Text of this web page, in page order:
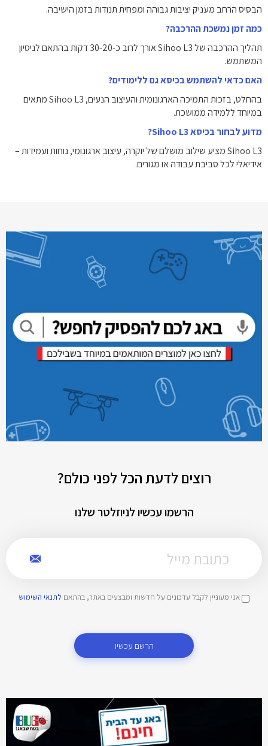
הבסיס הרחב מעניק יציבות גבוהה ומפחית תנודות בזמן הישיבה.
כמה זמן נמשכת ההרכבה?
תהליך ההרכבה של Sihoo L3 אורך לרוב כ‑20‑30 דקות בהתאם לניסיון
המשתמש.
האם כדאי להשתמש בכיסא גם ללימודים?
בהחלט, בזכות התמיכה הארגונומית והעיצוב הנעים, Sihoo L3 מתאים
במיוחד ללמידה ממושכת.
מדוע לבחור בכיסא Sihoo L3?
Sihoo L3 מציע שילוב מושלם של יוקרה, עיצוב ארגונומי, נוחות ועמידות –
אידיאלי לכל סביבת עבודה או מגורים.
רוצים לדעת הכל לפני כולם?
הרשמו עכשיו לניוזלטר שלנו
אני מעוניין לקבל עדכונים על חדשות ומבצעים באתר, בהתאם לתנאי השימוש
הרשם עכשיו